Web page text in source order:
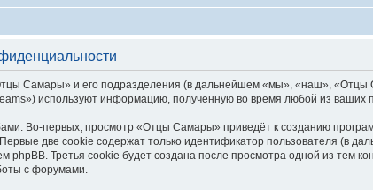
Самары» и его подразделения (в дальнейшем «мы», «наш»,
используют информацию, полученную во время любой из
Во-первых, просмотр «Отцы Самары» приведёт к созданию
две cookie содержат только идентификатор пользователя (в
phpBB. Третья cookie будет создана после просмотра одной из
с форумами.